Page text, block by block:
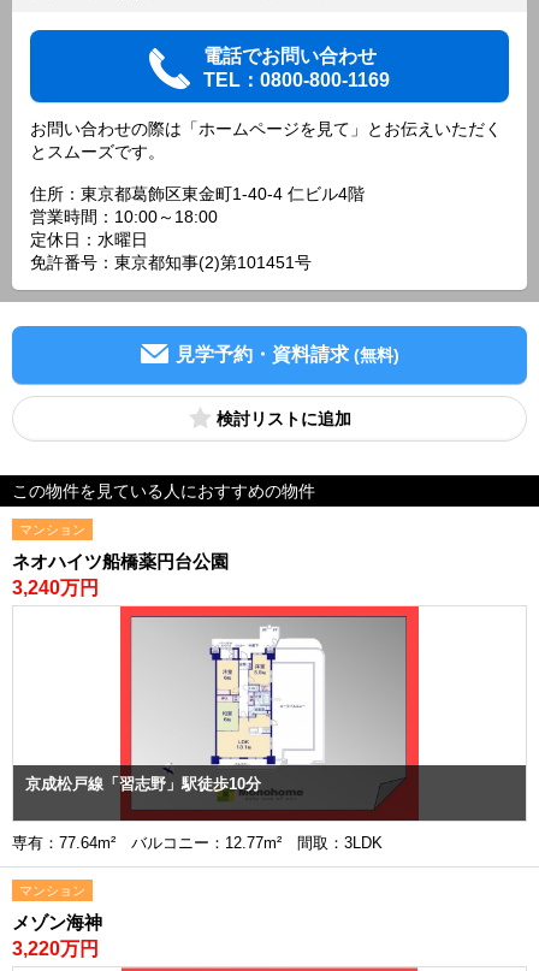
電話でお問い合わせ
TEL：0800-800-1169
お問い合わせの際は「ホームページを見て」とお伝えいただく
とスムーズです。
住所：東京都葛飾区東金町1-40-4 仁ビル4階
営業時間：10:00～18:00
定休日：水曜日
免許番号：東京都知事(2)第101451号
見学予約・資料請求 (無料)
検討リスト
この物件を見ている人におすすめの物件
マンション
ネオハイツ船橋薬円台公園
3,240万円
京成松戸線「習志野」駅徒歩10分
専有：77.64m² バルコニー：12.77m² 間取：3LDK
マンション
メゾン海神
3,220万円